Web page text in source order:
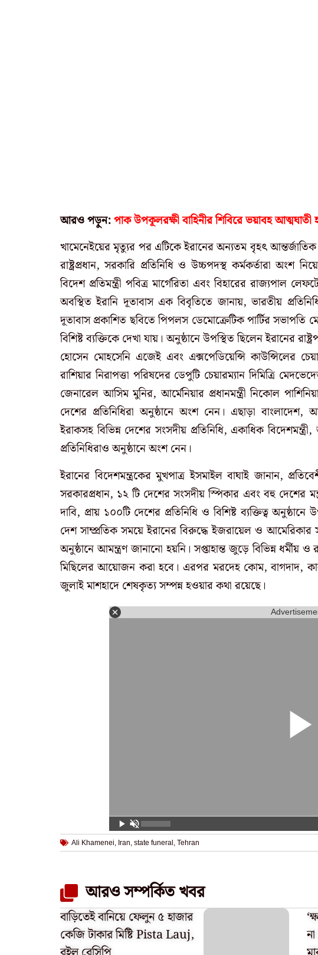
আরও পড়ুন:পাক উপকূলরক্ষী বাহিনীর শিবিরে ভয়াবহ
খামেনেইয়ের মৃত্যুর পর এটিকে ইরানের অন্যতম বৃহৎ আন্তর্জাতিক
রাষ্ট্রপ্রধান, সরকারি প্রতিনিধি ও উচ্চপদস্থ কর্মকর্তারা অংশ
বিদেশ প্রতিমন্ত্রী পবিত্র মার্গেরিতা এবং বিহারের রাজ্যপাল
অবস্থিত ইরানি দূতাবাস এক বিবৃতিতে জানায়, ভারতীয়
দূতাবাস প্রকাশিত ছবিতে পিপলস ডেমোক্রেটিক পার্টির
বিশিষ্ট ব্যক্তিকে দেখা যায়।অনুষ্ঠানে উপস্থিত ছিলেন ইরানের
হোসেন মোহসেনি এজেই এবং এক্সপেডিয়েন্সি কাউন্সিলের
রাশিয়ার নিরাপত্তা পরিষদের ডেপুটি চেয়ারম্যান দিমিত্রি
জেনারেল আসিম মুনির, আর্মেনিয়ার প্রধানমন্ত্রী নিকোল
দেশের প্রতিনিধিরা অনুষ্ঠানে অংশ নেন। এছাড়া
ইরাকসহ বিভিন্ন দেশের সংসদীয় প্রতিনিধি, একাধিক
প্রতিনিধিরাও অনুষ্ঠানে অংশ নেন।
ইরানের বিদেশমন্ত্রকের মুখপাত্র ইসমাইল বাঘাই জানান,
সরকারপ্রধান, ১২ টি দেশের সংসদীয় স্পিকার এবং বহু দেশের
দাবি, প্রায় ১০০টি দেশের প্রতিনিধি ও বিশিষ্ট ব্যক্তিত্ব
দেশ সাম্প্রতিক সময়ে ইরানের বিরুদ্ধে ইজরায়েল ও
অনুষ্ঠানে আমন্ত্রণ জানানো হয়নি। সপ্তাহান্ত জুড়ে বিভিন্ন ধর্মীয় ও
মিছিলের আয়োজন করা হবে। এরপর মরদেহ কোম, বাগদাদ,
জুলাই মাশহাদে শেষকৃত্য সম্পন্ন হওয়ার কথা রয়েছে।
Ali Khamenei, Iran, state funeral , Tehran
আরও সম্পর্কিত খবর
বাড়িতেই বানিয়ে ফেলুন ৫ হাজার
কেজি টাকার মিষ্টি Pista Lauj,